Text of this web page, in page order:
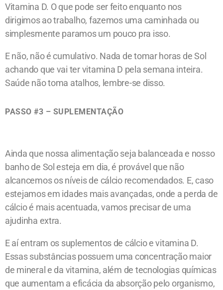
Vitamina D. O que pode ser feito enquanto nos
dirigimos ao trabalho, fazemos uma caminhada ou
simplesmente paramos um pouco pra isso.
E não, não é cumulativo. Nada de tomar horas de Sol
achando que vai ter vitamina D pela semana inteira.
Saúde não toma atalhos, lembre-se disso.
PASSO #3 – SUPLEMENTAÇÃO
Ainda que nossa alimentação seja balanceada e nosso
banho de Sol esteja em dia, é provável que não
alcancemos os níveis de cálcio recomendados. E, caso
estejamos em idades mais avançadas, onde a perda de
cálcio é mais acentuada, vamos precisar de uma
ajudinha extra.
E aí entram os suplementos de cálcio e vitamina D.
Essas substâncias possuem uma concentração maior
de mineral e da vitamina, além de tecnologias químicas
que aumentam a eficácia da absorção pelo organismo,